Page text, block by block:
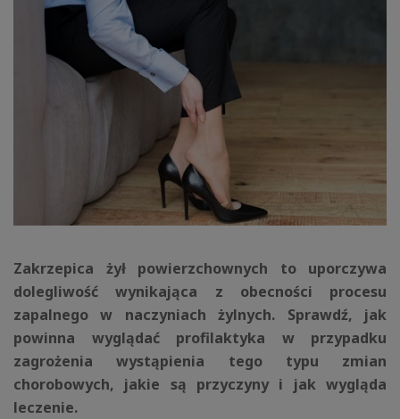
Zakrzepica żył powierzchownych to uporczywa
dolegliwość wynikająca z obecności procesu
zapalnego w naczyniach żylnych. Sprawdź, jak
powinna wyglądać profilaktyka w przypadku
zagrożenia wystąpienia tego typu zmian
chorobowych, jakie są przyczyny i jak wygląda
leczenie.